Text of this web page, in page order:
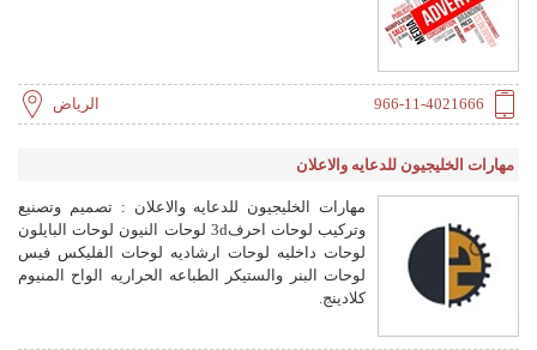
966-11-4021666 الرياض
مهارات الخليجيون للدعايه والاعلان
مهارات الخليجيون للدعايه والاعلان : تصميم وتصنيع
وتركيب لوحات احرف3d لوحات النيون لوحات البايلون
لوحات داخليه لوحات ارشاديه لوحات الفليكس فيس
لوحات البنر والستيكر الطباعه الحراريه الواح المنيوم
كلادينج.